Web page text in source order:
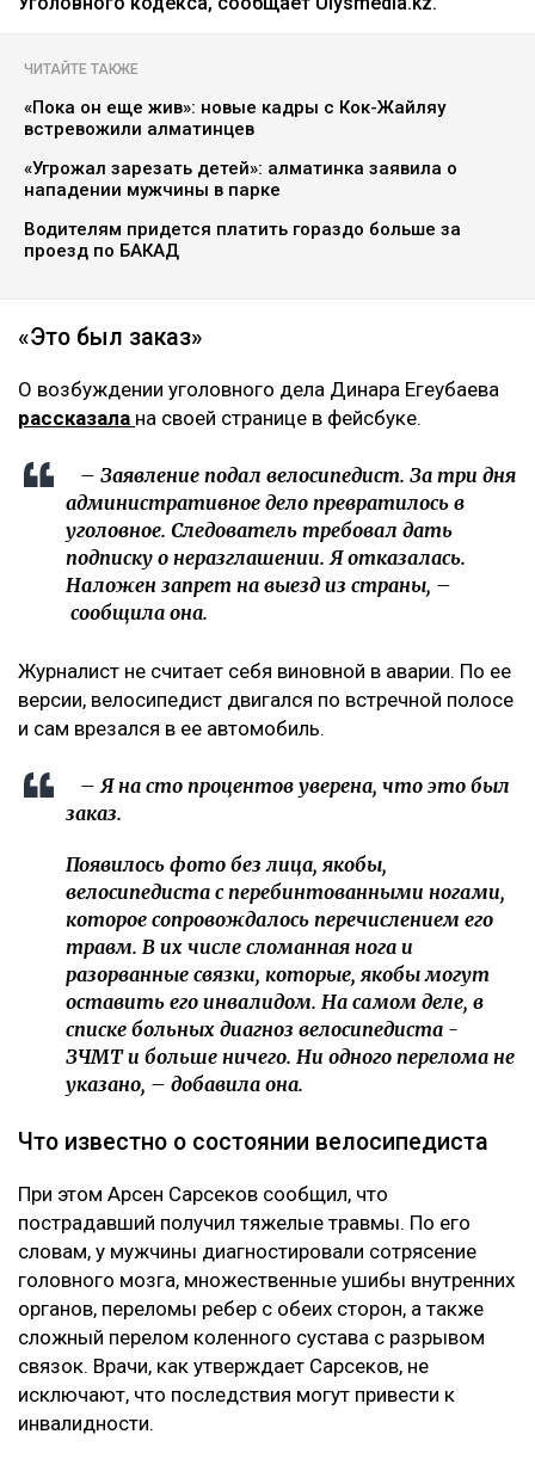
ЧИТАЙТЕ ТАКЖЕ
«Пока он еще жив»: новые кадры с Кок-Жайляу
встревожили алматинцев
«Угрожал зарезать детей»: алматинка заявила о
нападении мужчины в парке
Водителям придется платить гораздо больше за
проезд по БАКАД
«Это был заказ»
О возбуждении уголовного дела Динара Егеубаева
рассказала на своей странице в фейсбуке.
– Заявление подал велосипедист. За три дня
административное дело превратилось в
уголовное. Следователь требовал дать
подписку о неразглашении. Я отказалась.
Наложен запрет на выезд из страны, –
сообщила она.
Журналист не считает себя виновной в аварии. По ее
версии, велосипедист двигался по встречной полосе
и сам врезался в ее автомобиль.
– Я на сто процентов уверена, что это был
заказ.
Появилось фото без лица, якобы,
велосипедиста с перебинтованными ногами,
которое сопровождалось перечислением его
травм. В их числе сломанная нога и
разорванные связки, которые, якобы могут
оставить его инвалидом. На самом деле, в
списке больных диагноз велосипедиста -
ЗЧМТ и больше ничего. Ни одного перелома не
указано, – добавила она.
Что известно о состоянии велосипедиста
При этом Арсен Сарсеков сообщил, что
пострадавший получил тяжелые травмы. По его
словам, у мужчины диагностировали сотрясение
головного мозга, множественные ушибы внутренних
органов, переломы ребер с обеих сторон, а также
сложный перелом коленного сустава с разрывом
связок. Врачи, как утверждает Сарсеков, не
исключают, что последствия могут привести к
инвалидности.